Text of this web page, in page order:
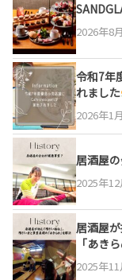
2026年8
令和7年
れました
2026年1
居酒屋
2025年
居酒屋
「あき
2025年